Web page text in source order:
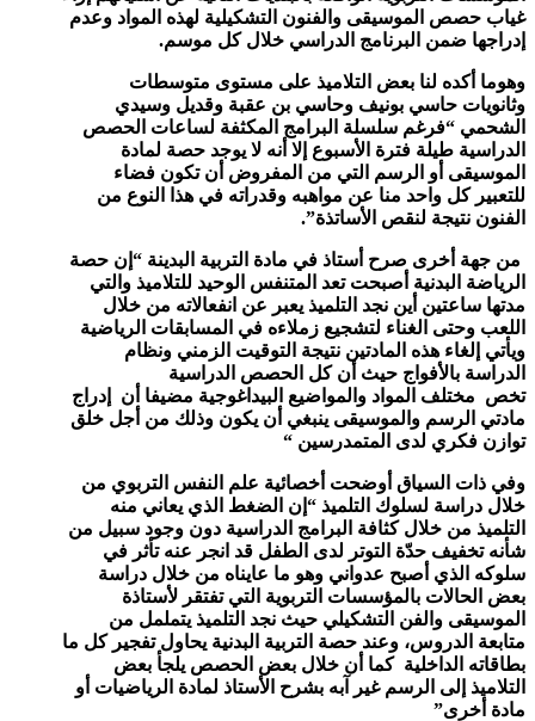
غياب حصص الموسيقى والفنون التشكيلية لهذه المواد وعدم
إدراجها ضمن البرنامج الدراسي خلال كل موسم.
وهوما أكده لنا بعض التلاميذ على مستوى متوسطات
وثانويات حاسي بونيف وحاسي بن عقبة وقديل وسيدي
الشحمي “فرغم سلسلة البرامج المكثفة لساعات الحصص
الدراسية طيلة فترة الأسبوع إلا أنه لا يوجد حصة لمادة
الموسيقى أو الرسم التي من المفروض أن تكون فضاء
للتعبير كل واحد منا عن مواهبه وقدراته في هذا النوع من
الفنون نتيجة لنقص الأساتذة”.
من جهة أخرى صرح أستاذ في مادة التربية البدينة “إن حصة
الرياضة البدنية أصبحت تعد المتنفس الوحيد للتلاميذ والتي
مدتها ساعتين أين نجد التلميذ يعبر عن انفعالاته من خلال
اللعب وحتى الغناء لتشجيع زملاءه في المسابقات الرياضية
ويأتي إلغاء هذه المادتين نتيجة التوقيت الزمني ونظام
الدراسة بالأفواج حيث أن كل الحصص الدراسية
تخص مختلف المواد والمواضيع البيداغوجية مضيفا أن إدراج
مادتي الرسم والموسيقى ينبغي أن يكون وذلك من أجل خلق
توازن فكري لدى المتمدرسين “
وفي ذات السياق أوضحت أخصائية علم النفس التربوي من
خلال دراسة لسلوك التلميذ “إن الضغط الذي يعاني منه
التلميذ من خلال كثافة البرامج الدراسية دون وجود سبيل من
شأنه تخفيف حدّة التوتر لدى الطفل قد انجر عنه تأثر في
سلوكه الذي أصبح عدواني وهو ما عايناه من خلال دراسة
بعض الحالات بالمؤسسات التربوية التي تفتقر لأستاذة
الموسيقى والفن التشكيلي حيث نجد التلميذ يتململ من
متابعة الدروس، وعند حصة التربية البدنية يحاول تفجير كل ما
بطاقاته الداخلية كما أن خلال بعض الحصص يلجأ بعض
التلاميذ إلى الرسم غير آبه بشرح الأستاذ لمادة الرياضيات أو
مادة أخرى”